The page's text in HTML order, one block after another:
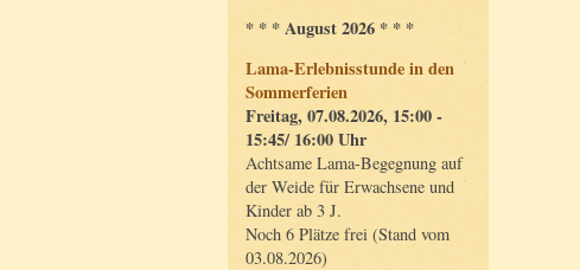
* * * August 2026 * * *
Lama-Erlebnisstunde in den
Sommerferien
Freitag, 07.08.2026, 15:00 -
15:45/ 16:00 Uhr
Achtsame Lama-Begegnung auf
der Weide für Erwachsene und
Kinder ab 3 J.
Noch 6 Plätze frei (Stand vom
03.08.2026)